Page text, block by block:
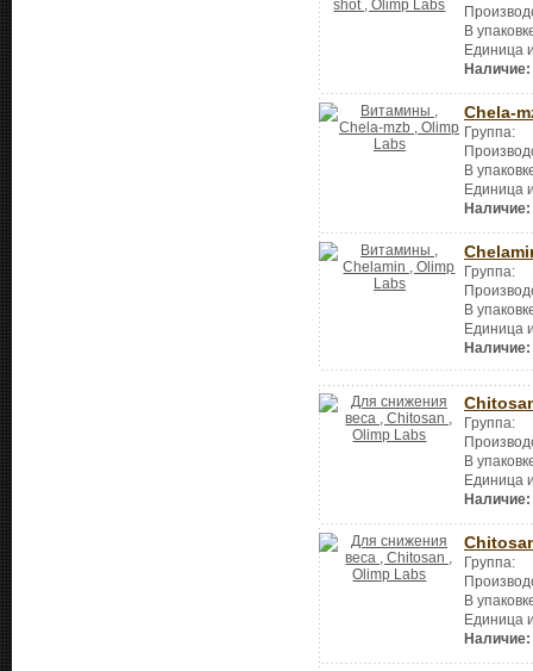
В
Единица
Наличие:
Chela-
Группа:
В
Единица
Наличие:
Группа:
В
Единица
Наличие:
Группа:
В
Единица
Наличие:
Группа:
В
Единица
Наличие: